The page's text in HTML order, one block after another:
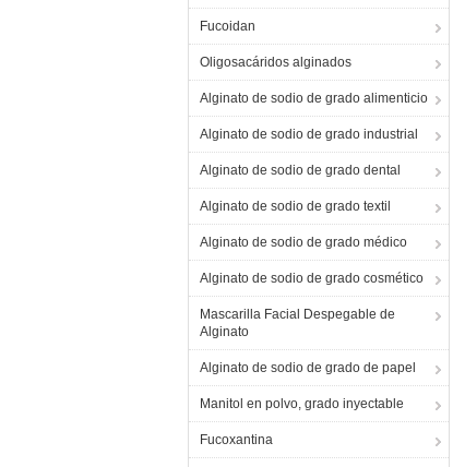
Fucoidan
Oligosacáridos alginados
Alginato de sodio de grado alimenticio
Alginato de sodio de grado industrial
Alginato de sodio de grado dental
Alginato de sodio de grado textil
Alginato de sodio de grado médico
Alginato de sodio de grado cosmético
Mascarilla Facial Despegable de
Alginato
Alginato de sodio de grado de papel
Manitol en polvo, grado inyectable
Fucoxantina